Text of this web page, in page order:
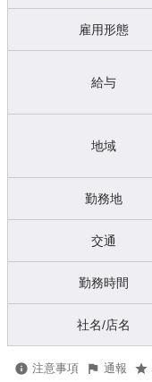
雇用形態
給与
地域
勤務地
交通
勤務時間
社名/店名
注意事項 通報